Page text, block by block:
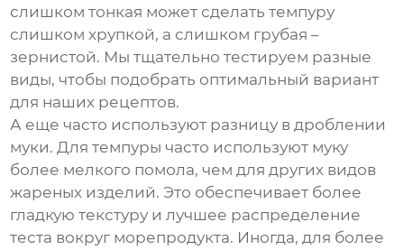
слишком тонкая может сделатьтемпуру
слишком хрупкой, а слишком грубая –
зернистой. Мы тщательно тестируем разные
виды, чтобы подобрать оптимальный вариант
для наших рецептов.
А еще часто используют разницу в дроблении
муки. Длятемпуры часто используют муку
более мелкого помола, чем для других видов
жареных изделий. Это обеспечивает более
гладкую текстуру и лучшее распределение
теста вокруг морепродукта. Иногда, для более